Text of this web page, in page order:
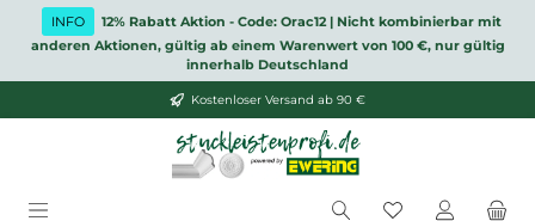
Zum Hauptinhalt springen
INFO
12% Rabatt Aktion - Code: Orac12 | Nicht kombinierbar mit
anderen Aktionen, gültig ab einem Warenwert von 100 €, nur gültig
innerhalb Deutschland
Kostenloser Versand ab 90 €
Du hast 0